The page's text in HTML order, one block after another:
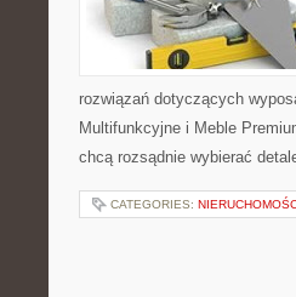
rozwiązań dotyczących
Multifunkcyjne i Meble
chcą rozsądnie wybierać
CATEGORIES: